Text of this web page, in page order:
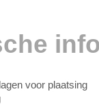
voor plaatsing